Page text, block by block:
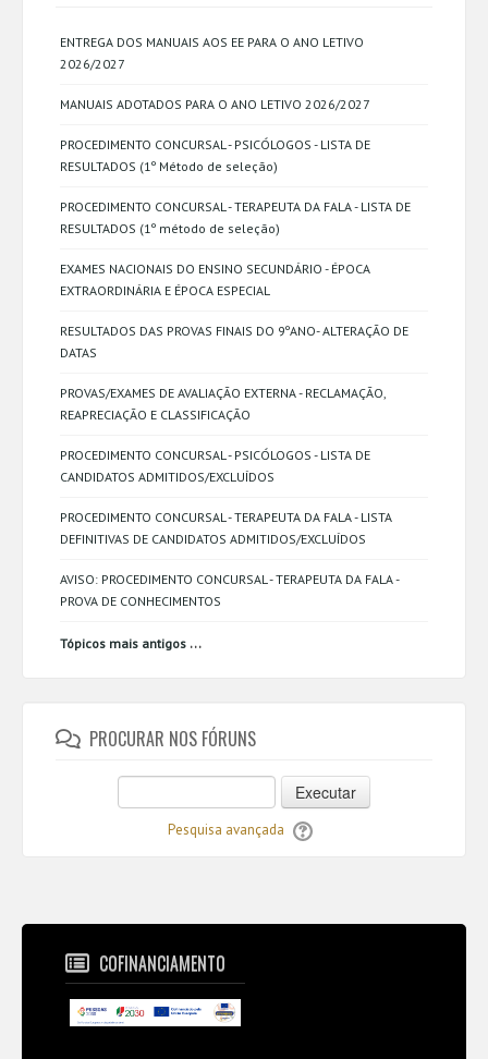
ENTREGA DOS MANUAIS AOS EE PARA O ANO LETIVO
2026/2027
MANUAIS ADOTADOS PARA O ANO LETIVO 2026/2027
PROCEDIMENTO CONCURSAL - PSICÓLOGOS - LISTA DE
RESULTADOS (1º Método de seleção)
PROCEDIMENTO CONCURSAL - TERAPEUTA DA FALA - LISTA DE
RESULTADOS (1º método de seleção)
EXAMES NACIONAIS DO ENSINO SECUNDÁRIO - ÉPOCA
EXTRAORDINÁRIA E ÉPOCA ESPECIAL
RESULTADOS DAS PROVAS FINAIS DO 9ºANO- ALTERAÇÃO DE
DATAS
PROVAS/EXAMES DE AVALIAÇÃO EXTERNA - RECLAMAÇÃO,
REAPRECIAÇÃO E CLASSIFICAÇÃO
PROCEDIMENTO CONCURSAL - PSICÓLOGOS - LISTA DE
CANDIDATOS ADMITIDOS/EXCLUÍDOS
PROCEDIMENTO CONCURSAL - TERAPEUTA DA FALA - LISTA
DEFINITIVAS DE CANDIDATOS ADMITIDOS/EXCLUÍDOS
AVISO: PROCEDIMENTO CONCURSAL - TERAPEUTA DA FALA -
PROVA DE CONHECIMENTOS
Tópicos mais antigos ...
PROCURAR NOS FÓRUNS
Executar
Pesquisa avançada
COFINANCIAMENTO